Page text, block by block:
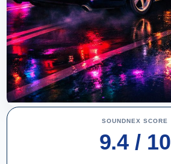
SOUNDNEX SCORE
9.4 / 10